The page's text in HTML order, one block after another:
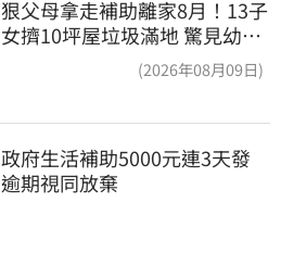
狠父母拿走補助離家8月！13子
女擠10坪屋垃圾滿地 驚見幼童
(2026年08月09日)
政府生活補助5000元連3天發
逾期視同放棄